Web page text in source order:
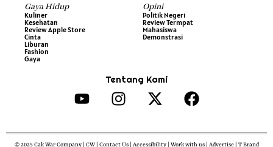
Gaya Hidup
Kuliner
Kesehatan
Review Apple Store
Cinta
Liburan
Fashion
Gaya
Opini
Politik Negeri
Review Termpat
Mahasiswa
Demonstrasi
Tentang Kami
© 2025 Cak War Company | CW | Contact Us | Accessibility | Work with us | Advertise | T Brand